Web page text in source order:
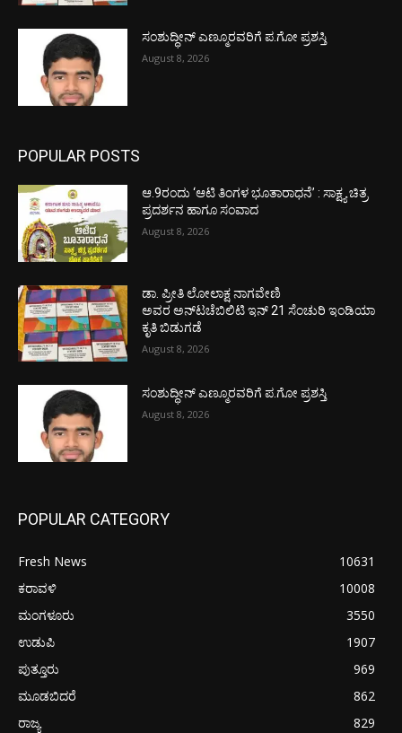
ಸಂಶುದ್ಧೀನ್ ಎಣ್ಮೂರವರಿಗೆ ಪ.ಗೋ ಪ್ರಶಸ್ತಿ
August 8, 2026
POPULAR POSTS
ಆ.9ರಂದು ‘ಆಟಿ ತಿಂಗಳ ಭೂತಾರಾಧನೆ’ : ಸಾಕ್ಷ್ಯ ಚಿತ್ರ
ಪ್ರದರ್ಶನ ಹಾಗೂ ಸಂವಾದ
August 8, 2026
ಡಾ. ಪ್ರೀತಿ ಲೋಲಾಕ್ಷ ನಾಗವೇಣಿ
ಅವರ ಅನ್‌ಟಚೆಬಿಲಿಟಿ ಇನ್ 21 ಸೆಂಚುರಿ ಇಂಡಿಯಾ
ಕೃತಿ ಬಿಡುಗಡೆ
August 8, 2026
ಸಂಶುದ್ಧೀನ್ ಎಣ್ಮೂರವರಿಗೆ ಪ.ಗೋ ಪ್ರಶಸ್ತಿ
August 8, 2026
POPULAR CATEGORY
Fresh News
10631
ಕರಾವಳಿ
10008
ಮಂಗಳೂರು
3550
ಉಡುಪಿ
1907
ಪುತ್ತೂರು
969
ಮೂಡಬಿದರೆ
862
ರಾಜ್ಯ
829